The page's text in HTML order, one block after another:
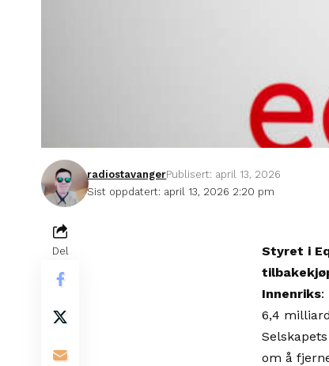
Sist oppdatert: april 13, 2026 2:20 pm
radiostavangerPublisert: april 13, 2026
Del
Styret i
Innenriks:
6,4
om å